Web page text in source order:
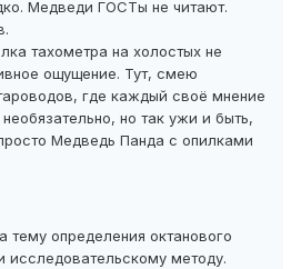
Медведи ГОСТы не читают.
тахометра на холостых не
ощущение. Тут, смею
где каждый своё мнение
но так ужи и быть,
Медведь Панда с опилками
тему определения октанового
исследовательскому методу.